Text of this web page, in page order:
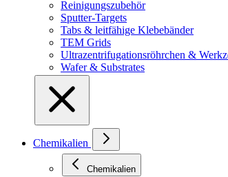
Reinigungszubehör
Sputter-Targets
Tabs & leitfähige Klebebänder
TEM Grids
Ultrazentrifugationsröhrchen &
Wafer & Substrates
Chemikalien
Chemikalien